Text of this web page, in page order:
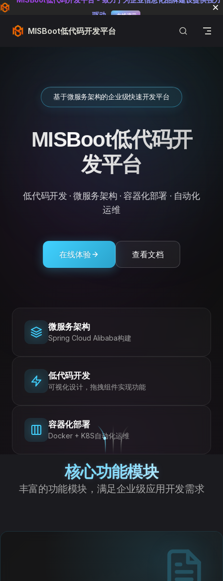
驱动
在线演示
MISBoot低代码开发平台
基于微服务架构的企业级快速开发平台
MISBoot低代码开
发平台
低代码开发 · 微服务架构 · 容器化部署 · 自动化
运维
在线体验 查看文档
微服务架构
Spring Cloud Alibaba构建
低代码开发
可视化设计，拖拽组件实现功能
容器化部署
Docker + K8S自动化运维
核心功能模块
丰富的功能模块，满足企业级应用开发需求